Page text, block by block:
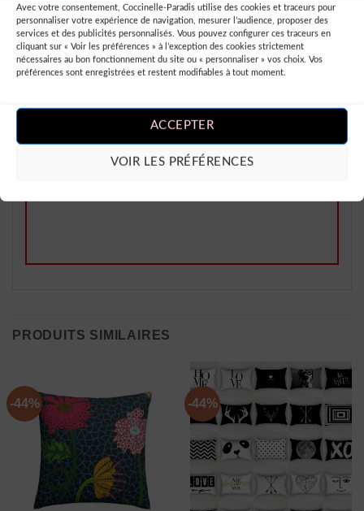
Avec votre consentement, Coccinelle-Paradis utilise des cookies et traceurs pour
personnaliser votre expérience de navigation, mesurer l’audience, proposer des
services et des publicités personnalisés. Vous pouvez configurer ces traceurs en
cliquant sur « Voir les préférences » à l’exception des cookies strictement
nécessaires au bon fonctionnement du site ou « personnaliser » vos choix. Vos
préférences sont enregistrées et restent modifiables à tout moment.
ACCEPTER
VOIR LES PRÉFÉRENCES
Note5sur
5
Stevena Molly–
Parfait et tendance !
Vous devez êtreconnectépour publier
PRODUITS SIMILAIRES
-44% -44%